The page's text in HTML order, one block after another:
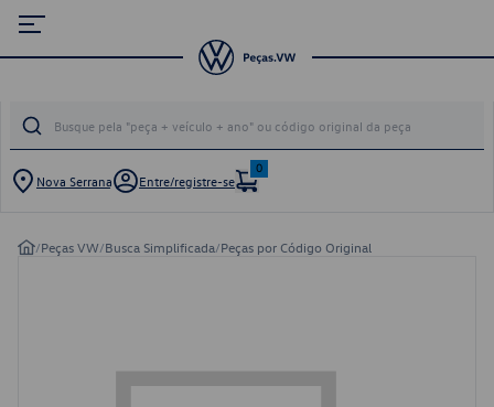
Nova Serrana Entre/registre-se
0
/Peças VW/Busca Simplificada/Peças por Código Original